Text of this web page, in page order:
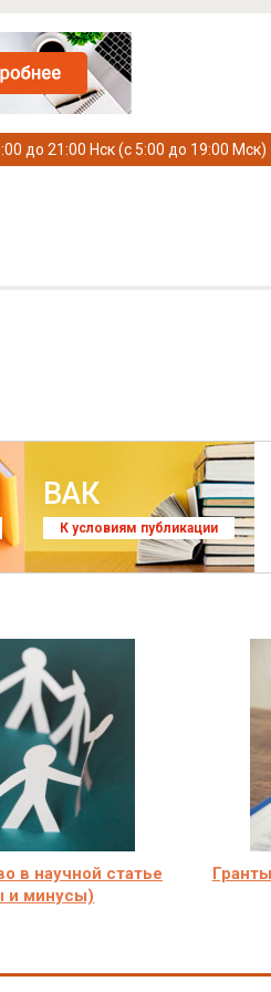
до 21:00 Нск (с 5:00 до 19:00 Мск)
ВАК
К условиям публикации
в научной статье
и минусы)